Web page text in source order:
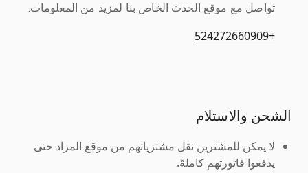
تواصل مع موقع الحدث الخاص بنا لمزيد من المعلومات.
+524272660909
الشحن والاستلام
لا يمكن للمشترين نقل مشترياتهم من موقع المزاد حتى
يدفعوا فاتورتهم كاملةً.